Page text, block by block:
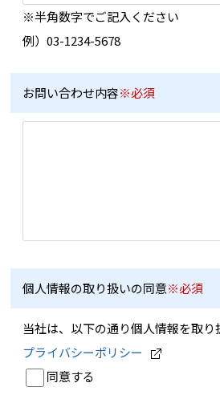
※半角数字でご記入ください
例）03-1234-5678
お問い合わせ内容※必須
個人情報の取り扱いの同意※必須
当社は、以下の通り個人情報を取り
プライバシーポリシー
同意する